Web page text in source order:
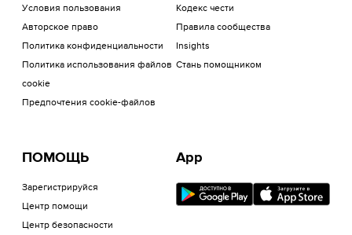
Условия пользования
Авторское право
Политика конфиденциальности
Политика использования файлов
cookie
Предпочтения cookie-файлов
Кодекс чести
Правила сообщества
Insights
Стань помощником
ПОМОЩЬ
Зарегистрируйся
Центр помощи
Центр безопасности
App